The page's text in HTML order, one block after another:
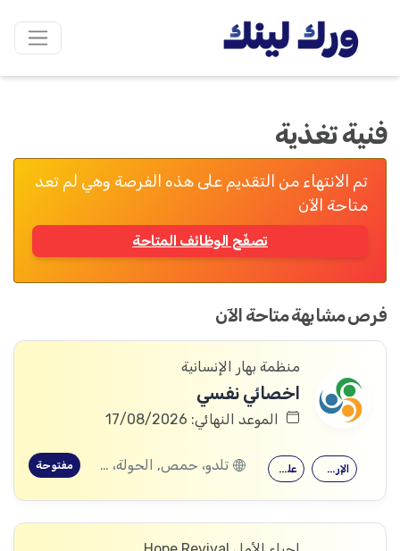
فنية تغذية
تم الانتهاء من التقديم على هذه الفرصة وهي لم تعد
متاحة الآن
تصفّح الوظائف المتاحة
فرص مشابهة متاحة الآن
منظمة بهار الإنسانية
اخصائي نفسي
الموعد النهائي: 17/08/2026
علم النفس الإرشاد النفسي تلدو، حمص, الحولة، حمص مفتوحة